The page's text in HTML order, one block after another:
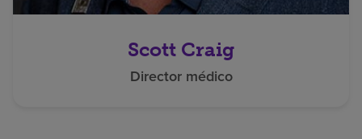
Scott Craig
Director médico